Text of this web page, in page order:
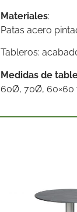
Materiales:
Patas acero
Tableros:
Medidas de
60Ø, 70Ø, 60×60